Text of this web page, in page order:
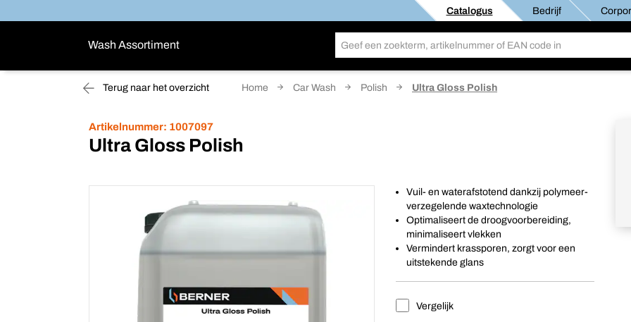
Catalogus Bedrijf
Wash Assortiment
Terug naar het overzicht Home Car Wash Polish Ultra Gloss Polish
Artikelnummer: 1007097
Ultra Gloss Polish
Vuil- en waterafstotend dankzij polymeer-
verzegelende waxtechnologie
Optimaliseert de droogvoorbereiding,
minimaliseert vlekken
Vermindert krassporen, zorgt voor een
uitstekende glans
Vergelijk